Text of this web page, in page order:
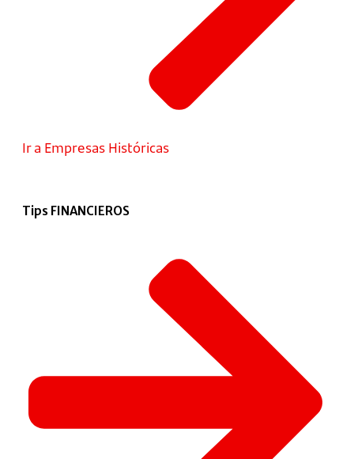
Ir a Empresas Históricas
Tips FINANCIEROS